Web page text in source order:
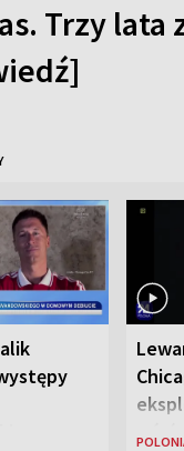
Trzy lata
w